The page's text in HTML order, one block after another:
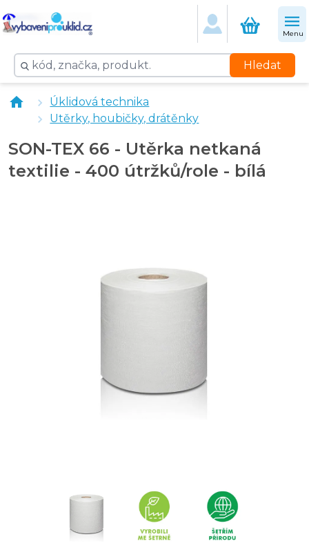
Menu
Hledat
Utěrka CLEAMAX extrasavá 42x40cm modrá 30 ks
Utěrka CLEAMAX modrá v roli (50 útržků)
Úklidová technika
Utěrky, houbičky, drátěnky
SON-TEX 66 - Utěrka netkaná
textilie - 400 útržků/role - bílá